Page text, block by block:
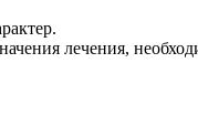
лечения,